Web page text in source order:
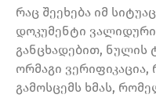
რაც შეეხება იმ
დოკუმენტი
განცხადებით, ნულის
ორმაგი
გამოსცემს ხმას,